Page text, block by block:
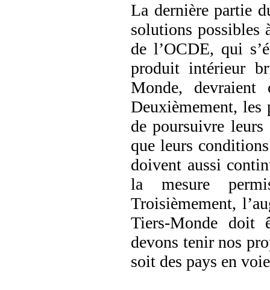
La dernière partie
solutions possibles
de l’OCDE, qui
produit intérieur
Monde, devraient
Deuxièmement, les
de poursuivre leurs
que leurs
doivent aussi
la mesure
Troisièmement,
Tiers-Monde doit
devons tenir nos
soit des pays en